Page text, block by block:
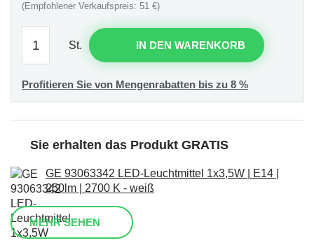
(Empfohlener Verkaufspreis: 51 €)
St. IN DEN WARENKORB
Profitieren Sie von Mengenrabatten bis zu 8 %
Sie erhalten das Produkt GRATIS
GE 93063342 LED-Leuchtmittel 1x3,5W | E14 |
250lm | 2700 K - weiß
MEHR SEHEN